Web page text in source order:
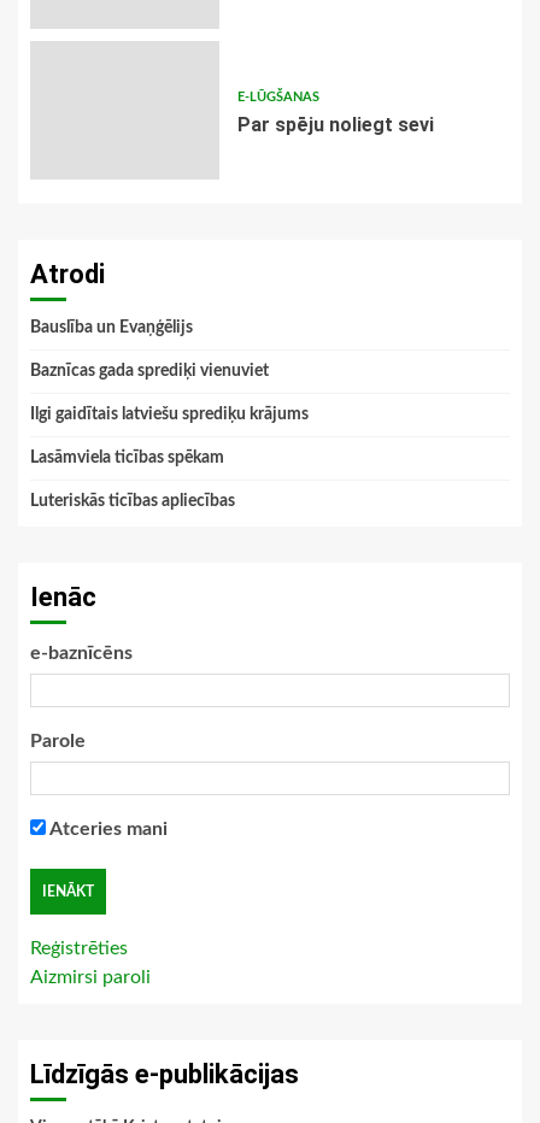
E-LŪGŠANAS
Par spēju noliegt sevi
Atrodi
Bauslība un Evaņģēlijs
Baznīcas gada sprediķi vienuviet
Ilgi gaidītais latviešu sprediķu krājums
Lasāmviela ticības spēkam
Luteriskās ticības apliecības
Ienāc
e-baznīcēns
Parole
Atceries mani
Reģistrēties
Aizmirsi paroli
Līdzīgās e-publikācijas